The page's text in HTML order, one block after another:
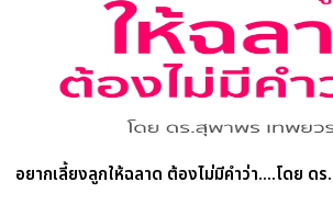
อยากเลี้ยงลูกให้ฉลาด ต้องไม่มีคำว่า....โดย ด